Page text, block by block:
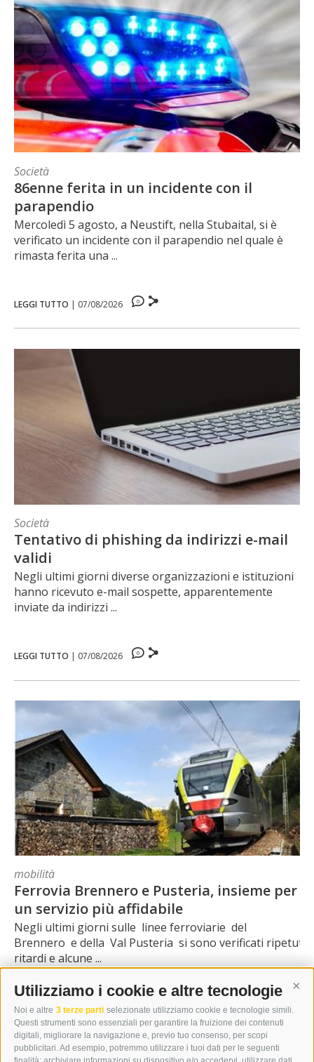
Utilizziamo i cookie e altre tecnologie
Noi e altre 3 terze parti selezionate utilizziamo cookie e tecnologie simili.
Questi strumenti sono essenziali per garantire la fruizione dei contenuti
digitali, migliorare la navigazione e, previo tuo consenso, per scopi
pubblicitari. Ad esempio, potremmo utilizzare i tuoi dati per le seguenti
Società
86enne ferita in un incidente con il
parapendio
Mercoledì 5 agosto, a Neustift, nella Stubaital, si è
verificato un incidente con il parapendio nel quale è
rimasta ferita una ...
LEGGI TUTTO | 07/08/2026 0
Società
Tentativo di phishing da indirizzi e-mail
validi
Negli ultimi giorni diverse organizzazioni e istituzioni
hanno ricevuto e-mail sospette, apparentemente
inviate da indirizzi ...
LEGGI TUTTO | 07/08/2026 0
mobilità
Ferrovia Brennero e Pusteria, insieme per
un servizio più affidabile
Negli ultimi giorni sulle linee ferroviarie del
Brennero e della Val Pusteria si sono verificati ripetuti
ritardi e alcune ...
LEGGI TUTTO|07/08/2026